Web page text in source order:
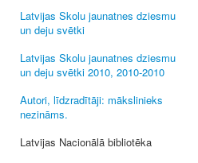
Latvijas Skolu jaunatnes dziesmu
un deju svētki
Latvijas Skolu jaunatnes dziesmu
un deju svētki 2010, 2010-2010
Autori, līdzradītāji: mākslinieks
nezināms.
Latvijas Nacionālā bibliotēka